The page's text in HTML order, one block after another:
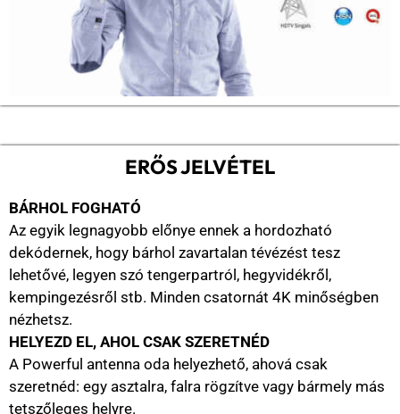
ERŐS JELVÉTEL
BÁRHOL FOGHATÓ
Az egyik legnagyobb előnye ennek a hordozható
dekódernek, hogy bárhol zavartalan tévézést tesz
lehetővé, legyen szó tengerpartról, hegyvidékről,
kempingezésről stb. Minden csatornát 4K minőségben
nézhetsz.
HELYEZD EL, AHOL CSAK SZERETNÉD
A Powerful antenna oda helyezhető, ahová csak
szeretnéd: egy asztalra, falra rögzítve vagy bármely más
tetszőleges helyre.